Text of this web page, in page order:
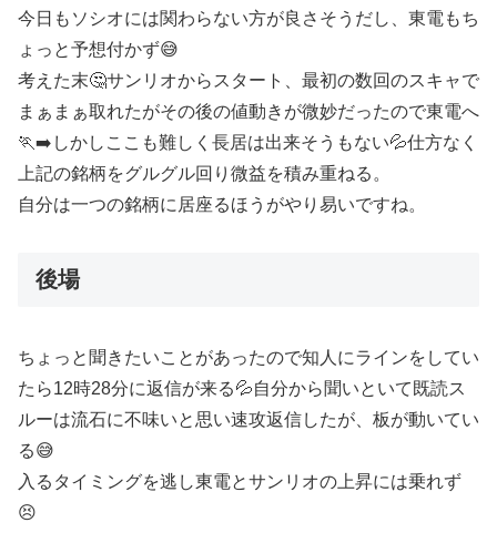
今日もソシオには関わらない方が良さそうだし、東電もち
ょっと予想付かず😅
考えた末🤔サンリオからスタート、最初の数回のスキャで
まぁまぁ取れたがその後の値動きが微妙だったので東電へ
🏃‍➡️しかしここも難しく長居は出来そうもない💦仕方なく
上記の銘柄をグルグル回り微益を積み重ねる。
自分は一つの銘柄に居座るほうがやり易いですね。
後場
ちょっと聞きたいことがあったので知人にラインをしてい
たら12時28分に返信が来る💦自分から聞いといて既読ス
ルーは流石に不味いと思い速攻返信したが、板が動いてい
る😅
入るタイミングを逃し東電とサンリオの上昇には乗れず
😣